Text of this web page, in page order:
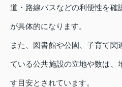
道・路線バスなどの利便性を確
が具体的になります。
また、図書館や公園、子育て関
ている公共施設の立地や数は、
す目安とされています。